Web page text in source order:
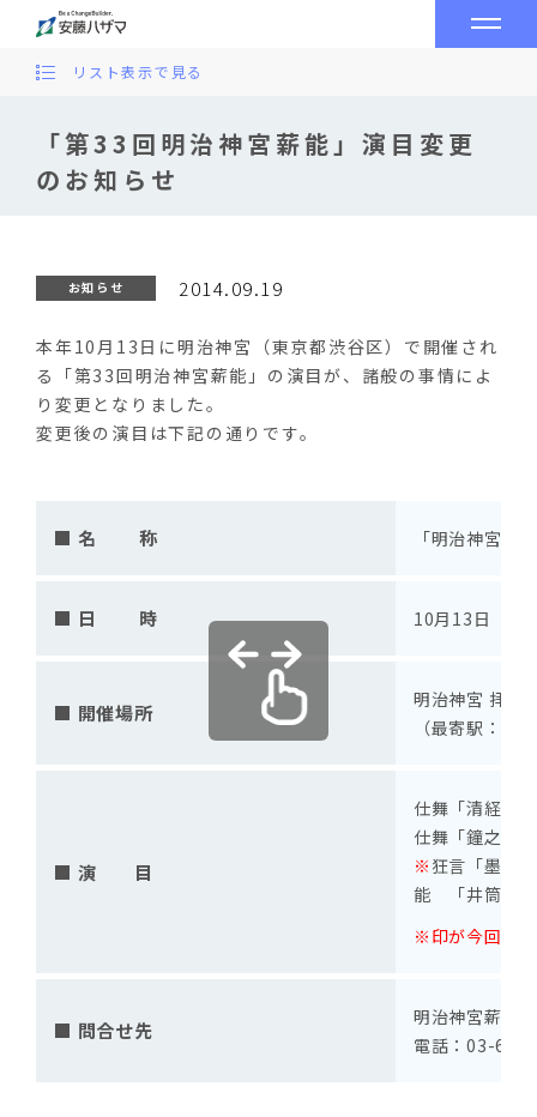
「第33回明治神宮薪能」演目変更
のお知らせ
リスト表示で見る
お知らせ 2014.09.19
本年10月13日に明治神宮（東京都渋谷区）で開催され
る「第33回明治神宮薪能」の演目が、諸般の事情によ
り変更となりました。
変更後の演目は下記の通りです。
■ 名 称 「明治神宮薪
■ 日 時 10月13日（
■ 開催場所
明治神宮 拝殿
（最寄駅：
■ 演 目
仕舞「清経
仕舞「鐘之
※ 狂言「墨
能 「井筒」
※印が今回変
■ 問合せ先
明治神宮薪能
電話：03-